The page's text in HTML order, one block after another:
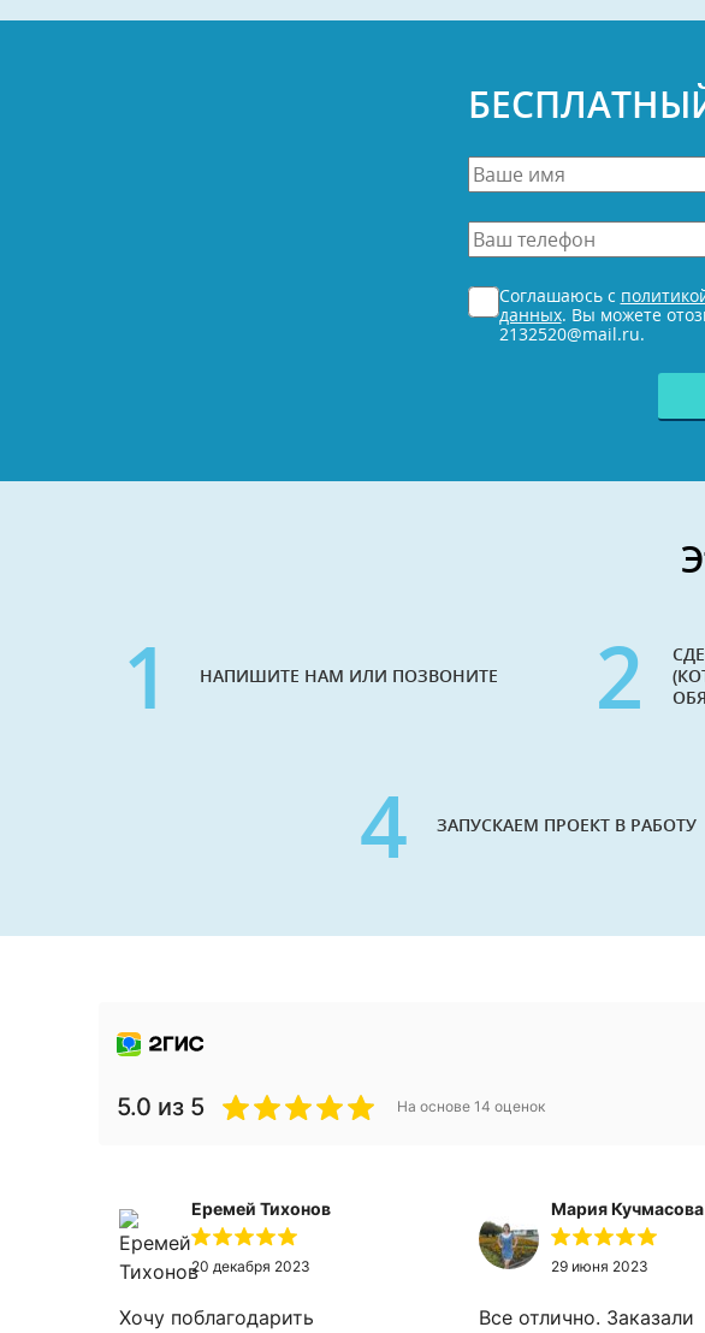
Ваше
имя
*Ваш
телефон
*
Согласие
*
Соглашаюсь с
данных. Вы можете
2132520@mail.ru.
1 НАПИШИТЕ НАМ ИЛИ ПОЗВОНИТЕ 2
4 ЗАПУСКАЕМ ПРОЕКТ В РАБОТУ
5.0 из 5 На основе 14 оценок
Еремей Тихонов
20 декабря 2023
Хочу поблагодарить
Мария Кучмасова
29 июня 2023
Все отлично. Заказали